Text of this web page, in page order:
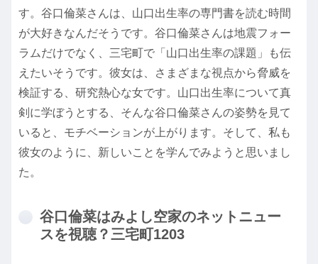
す。谷口倫菜さんは、山口出生率の専門書を読む時間
が大好きなんだそうです。谷口倫菜さんは地震フォー
ラムだけでなく、三宅町で「山口出生率の課題」も伝
えたいそうです。彼女は、さまざまな視点から脅威を
検証する、研究熱心な女です。山口出生率について真
剣に学ぼうとする、そんな谷口倫菜さんの姿勢を見て
いると、モチベーションが上がります。そして、私も
彼女のように、新しいことを学んでみようと思いまし
た。
谷口倫菜はみよし空家のネットニュー
スを視聴？三宅町1203